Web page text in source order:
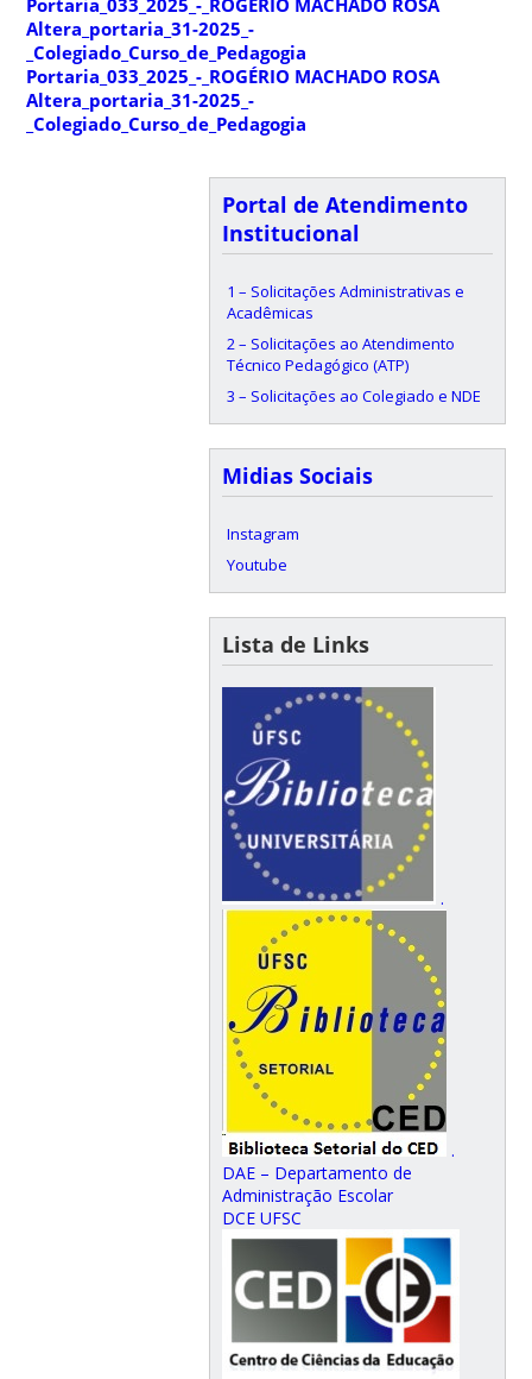
Altera_portaria_31-2025_-
_Colegiado_Curso_de_Pedagogia
Portaria_033_2025_-_ROGÉRIO MACHADO ROSA
Altera_portaria_31-2025_-
_Colegiado_Curso_de_Pedagogia
Portal de Atendimento
Institucional
1 – Solicitações Administrativas e
Acadêmicas
2 – Solicitações ao Atendimento
Técnico Pedagógico (ATP)
3 – Solicitações ao Colegiado e NDE
Midias Sociais
Instagram
Youtube
Lista de Links
.
.
DAE – Departamento de
Administração Escolar
DCE UFSC